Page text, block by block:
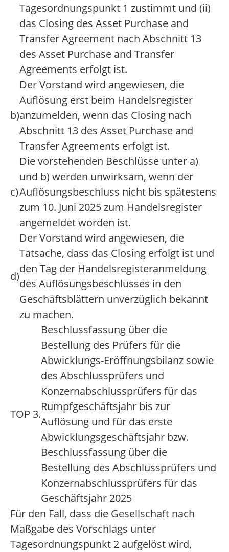
Tagesordnungspunkt 1 zustimmt und (ii)
das Closing des Asset Purchase and
Transfer Agreement nach Abschnitt 13
des Asset Purchase and Transfer
Agreements erfolgt ist.
b)
Der Vorstand wird angewiesen, die
Auflösung erst beim Handelsregister
anzumelden, wenn das Closing nach
Abschnitt 13 des Asset Purchase and
Transfer Agreements erfolgt ist.
c)
Die vorstehenden Beschlüsse unter a)
und b) werden unwirksam, wenn der
Auflösungsbeschluss nicht bis spätestens
zum 10. Juni 2025 zum Handelsregister
angemeldet worden ist.
d)
Der Vorstand wird angewiesen, die
Tatsache, dass das Closing erfolgt ist und
den Tag der Handelsregisteranmeldung
des Auflösungsbeschlusses in den
Geschäftsblättern unverzüglich bekannt
zu machen.
TOP 3.
Beschlussfassung über die
Bestellung des Prüfers für die
Abwicklungs-Eröffnungsbilanz sowie
des Abschlussprüfers und
Konzernabschlussprüfers für das
Rumpfgeschäftsjahr bis zur
Auflösung und für das erste
Abwicklungsgeschäftsjahr bzw.
Beschlussfassung über die
Bestellung des Abschlussprüfers und
Konzernabschlussprüfers für das
Geschäftsjahr 2025
Für den Fall, dass die Gesellschaft nach
Maßgabe des Vorschlags unter
Tagesordnungspunkt 2 aufgelöst wird,